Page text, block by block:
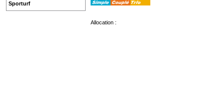
Allocation :
Sporturf